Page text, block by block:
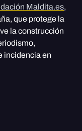
Maldita.es,
que protege la
la construcción
incidencia en